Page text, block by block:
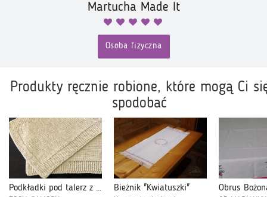
Martucha Made It
Osoba fizyczna
Produkty ręcznie robione, które mogą Ci
spodobać
Podkładki pod talerz z bawełnianego sznurka. Kolor ecru. Bieżnik "Kwiatuszki" Obrus